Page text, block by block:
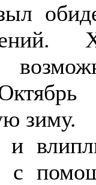
зиму.
и
с